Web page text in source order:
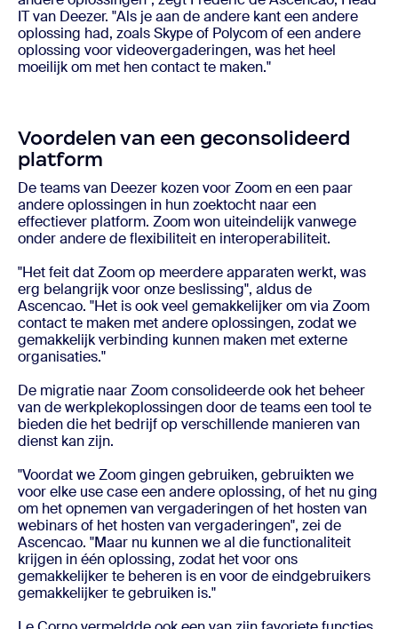
IT van Deezer. "Als je aan de andere kant een andere
oplossing had, zoals Skype of Polycom of een andere
oplossing voor videovergaderingen, was het heel
moeilijk om met hen contact te maken."
Voordelen van een geconsolideerd
platform
De teams van Deezer kozen voor Zoom en een paar
andere oplossingen in hun zoektocht naar een
effectiever platform. Zoom won uiteindelijk vanwege
onder andere de flexibiliteit en interoperabiliteit.
"Het feit dat Zoom op meerdere apparaten werkt, was
erg belangrijk voor onze beslissing", aldus de
Ascencao. "Het is ook veel gemakkelijker om via Zoom
contact te maken met andere oplossingen, zodat we
gemakkelijk verbinding kunnen maken met externe
organisaties."
De migratie naar Zoom consolideerde ook het beheer
van de werkplekoplossingen door de teams een tool te
bieden die het bedrijf op verschillende manieren van
dienst kan zijn.
"Voordat we Zoom gingen gebruiken, gebruikten we
voor elke use case een andere oplossing, of het nu ging
om het opnemen van vergaderingen of het hosten van
webinars of het hosten van vergaderingen", zei de
Ascencao. "Maar nu kunnen we al die functionaliteit
krijgen in één oplossing, zodat het voor ons
gemakkelijker te beheren is en voor de eindgebruikers
gemakkelijker te gebruiken is."